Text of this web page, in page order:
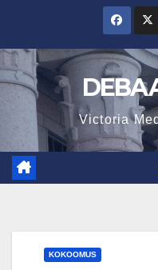
content
Victoria
KOKOOMUS